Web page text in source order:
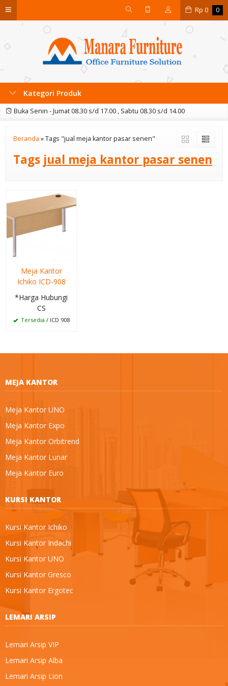
Rp 0 0
Kategori Produk
Buka Senin - Jumat 08.30 s/d 17.00 , Sabtu 08.30 s/d 14.00
Beranda »Tags "jual meja kantor pasar senen"
Tags jual meja kantor pasar senen
Meja Kantor
Ichiko ICD-908
*Harga Hubungi
CS
Tersedia / ICD 908
MEJA KANTOR
Meja Kantor UNO
Meja Kantor Expo
Meja Kantor Orbitrend
Meja Kantor Lunar
Meja Kantor Euro
KURSI KANTOR
Kursi Kantor Ichiko
Kursi Kantor Indachi
Kursi Kantor UNO
Kursi Kantor Gresco
Kursi Kantor Ergotec
LEMARI ARSIP
Lemari Arsip VIP
Lemari Arsip Alba
Lemari Arsip Lion